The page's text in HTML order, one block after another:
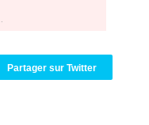
Partager sur Twitter